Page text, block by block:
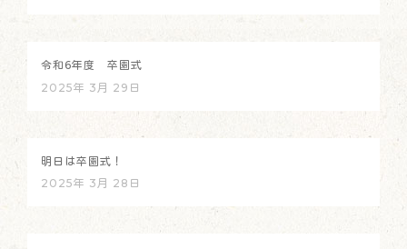
令和6年度 卒園式
2025年 3月 29日
明日は卒園式！
2025年 3月 28日